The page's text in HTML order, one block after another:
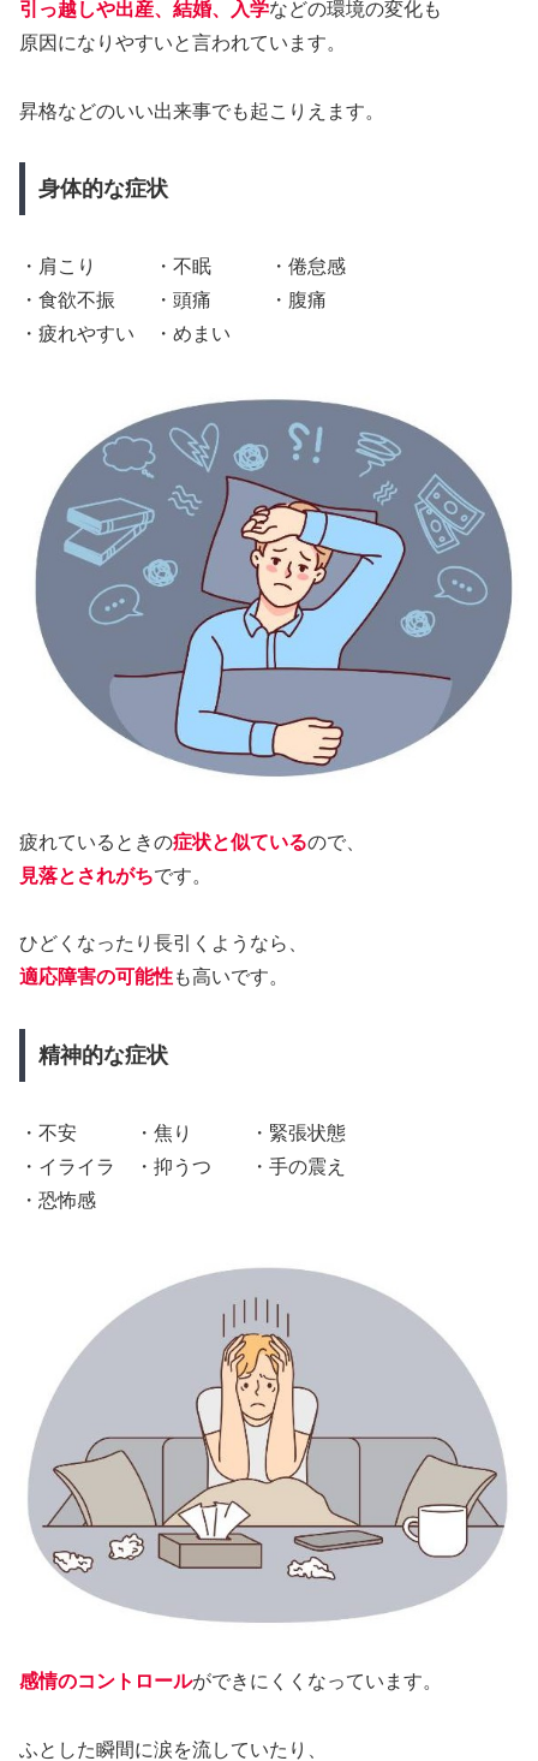
引っ越しや出産、結婚、入学などの環境の変化も
原因になりやすいと言われています。
昇格などのいい出来事でも起こりえます。
身体的な症状
・肩こり ・不眠 ・倦怠感
・食欲不振 ・頭痛 ・腹痛
・疲れやすい ・めまい
疲れているときの症状と似ているので、
見落とされがちです。
ひどくなったり長引くようなら、
適応障害の可能性も高いです。
精神的な症状
・不安 ・焦り ・緊張状態
・イライラ ・抑うつ ・手の震え
・恐怖感
感情のコントロールができにくくなっています。
ふとした瞬間に涙を流していたり、